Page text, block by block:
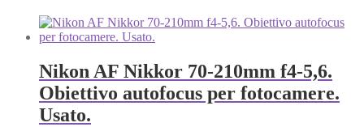
Nikon AF Nikkor 70-210mm f4-5,6.
Obiettivo autofocus per fotocamere.
Usato.